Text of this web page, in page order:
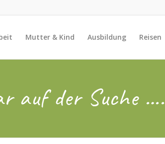
Mutter & Kind Ausbildung Reisen
auf der Suche ….